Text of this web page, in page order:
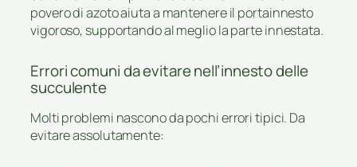
povero di azoto aiuta a mantenere il portainnesto
vigoroso, supportando al meglio la parte innestata.
Errori comuni da evitare nell’innesto delle
succulente
Molti problemi nascono da pochi errori tipici. Da
evitare assolutamente: